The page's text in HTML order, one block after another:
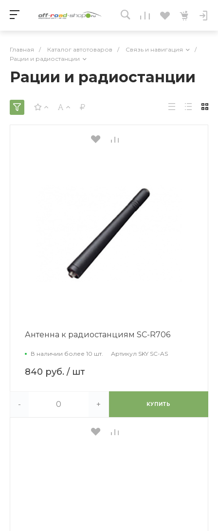
Главная / Каталог автотоваров / Связь и навигация
/
Рации и радиостанции
Рации и радиостанции
Антенна к радиостанциям SC-R706
В наличии более 10 шт. Артикул SKY SC-AS
840 руб. / шт
- + КУПИТЬ